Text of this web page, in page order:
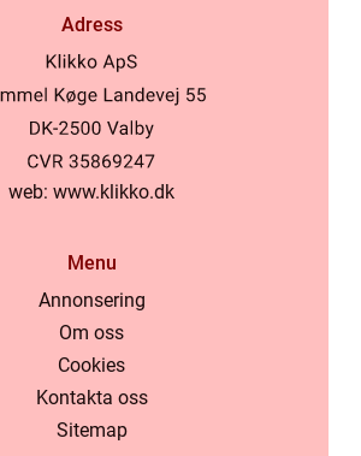
Adress
web: www.klikko.dk
Menu
Annonsering
Om oss
Cookies
Kontakta oss
Sitemap